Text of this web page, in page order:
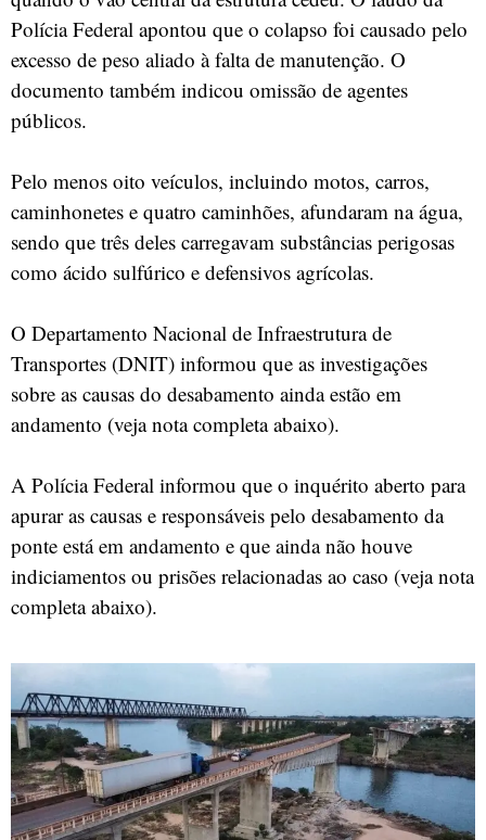
Polícia Federal apontou que o colapso foi causado pelo
excesso de peso aliado à falta de manutenção. O
documento também indicou omissão de agentes
públicos.
Pelo menos oito veículos, incluindo motos, carros,
caminhonetes e quatro caminhões, afundaram na água,
sendo que três deles carregavam substâncias perigosas
como ácido sulfúrico e defensivos agrícolas.
O Departamento Nacional de Infraestrutura de
Transportes (DNIT) informou que as investigações
sobre as causas do desabamento ainda estão em
andamento (veja nota completa abaixo).
A Polícia Federal informou que o inquérito aberto para
apurar as causas e responsáveis pelo desabamento da
ponte está em andamento e que ainda não houve
indiciamentos ou prisões relacionadas ao caso (veja nota
completa abaixo).